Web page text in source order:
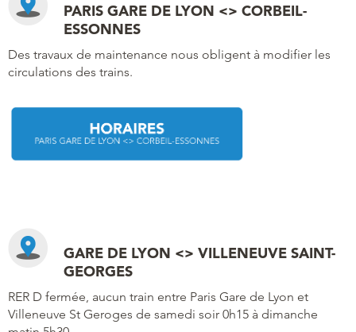
PARIS GARE DE LYON <> CORBEIL-
ESSONNES
Des travaux de maintenance nous obligent à modifier les
circulations des trains.
GARE DE LYON <> VILLENEUVE SAINT-
GEORGES
RER D fermée, aucun train entre Paris Gare de Lyon et
Villeneuve St Geroges de samedi soir 0h15 à dimanche